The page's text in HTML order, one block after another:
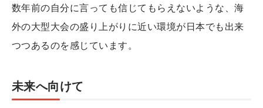
数年前の自分に言っても信じてもらえないような、海
外の大型大会の盛り上がりに近い環境が日本でも出来
つつあるのを感じています。
未来へ向けて